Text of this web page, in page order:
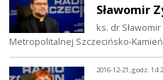
Sławomir
ks. dr
Metropolitalnej Szczecińsko-
2016-12-21, godz.